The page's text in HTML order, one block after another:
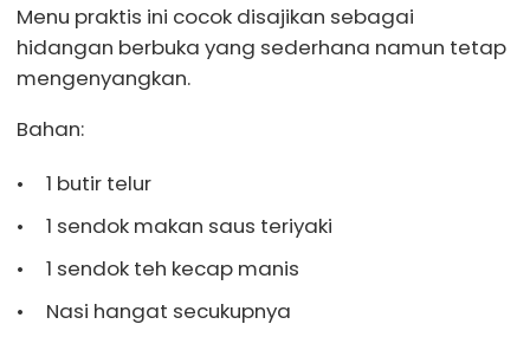
Menu praktis ini cocok disajikan sebagai
hidangan berbuka yang sederhana namun tetap
mengenyangkan.
Bahan:
1 butir telur
1 sendok makan saus teriyaki
1 sendok teh kecap manis
Nasi hangat secukupnya